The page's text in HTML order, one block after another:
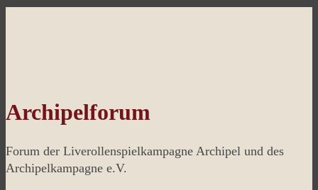
Archipelforum
Forum der Liverollenspielkampagne Archipel und des
Archipelkampagne e.V.